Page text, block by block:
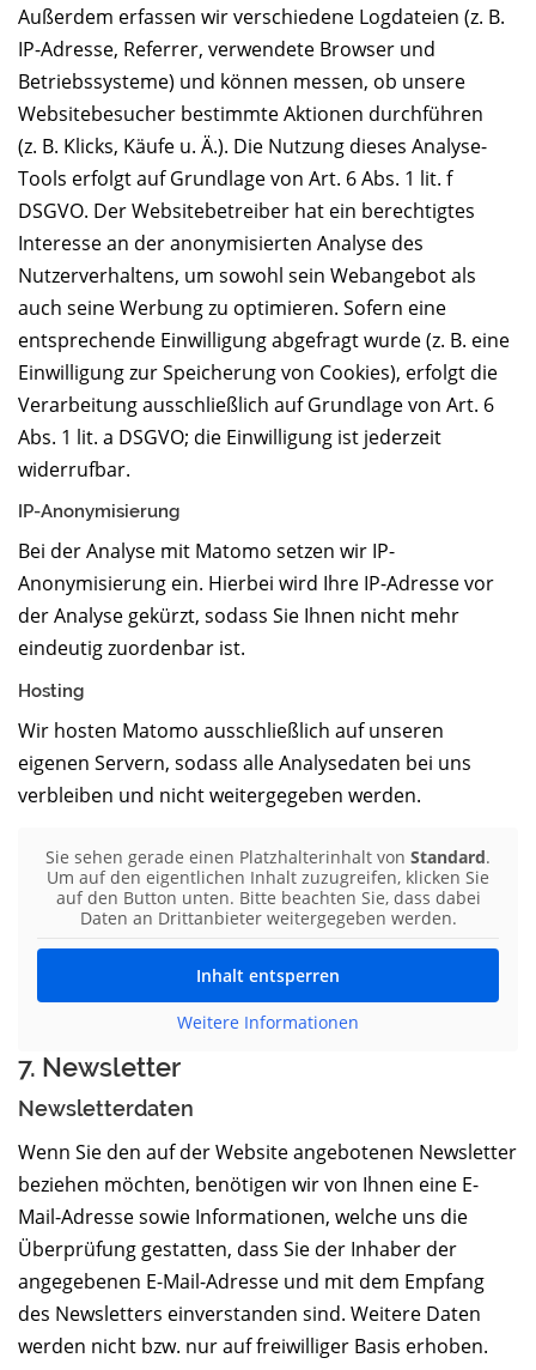
Außerdem erfassen wir verschiedene Logdateien (z. B.
IP-Adresse, Referrer, verwendete Browser und
Betriebssysteme) und können messen, ob unsere
Websitebesucher bestimmte Aktionen durchführen
(z. B. Klicks, Käufe u. Ä.). Die Nutzung dieses Analyse-
Tools erfolgt auf Grundlage von Art. 6 Abs. 1 lit. f
DSGVO. Der Websitebetreiber hat ein berechtigtes
Interesse an der anonymisierten Analyse des
Nutzerverhaltens, um sowohl sein Webangebot als
auch seine Werbung zu optimieren. Sofern eine
entsprechende Einwilligung abgefragt wurde (z. B. eine
Einwilligung zur Speicherung von Cookies), erfolgt die
Verarbeitung ausschließlich auf Grundlage von Art. 6
Abs. 1 lit. a DSGVO; die Einwilligung ist jederzeit
widerrufbar.
IP-Anonymisierung
Bei der Analyse mit Matomo setzen wir IP-
Anonymisierung ein. Hierbei wird Ihre IP-Adresse vor
der Analyse gekürzt, sodass Sie Ihnen nicht mehr
eindeutig zuordenbar ist.
Hosting
Wir hosten Matomo ausschließlich auf unseren
eigenen Servern, sodass alle Analysedaten bei uns
verbleiben und nicht weitergegeben werden.
Sie sehen gerade einen Platzhalterinhalt von Standard.
Um auf den eigentlichen Inhalt zuzugreifen, klicken Sie
auf den Button unten. Bitte beachten Sie, dass dabei
Daten an Drittanbieter weitergegeben werden.
Inhalt entsperren
Weitere Informationen
7. Newsletter
Newsletter­daten
Wenn Sie den auf der Website angebotenen Newsletter
beziehen möchten, benötigen wir von Ihnen eine E-
Mail-Adresse sowie Informationen, welche uns die
Überprüfung gestatten, dass Sie der Inhaber der
angegebenen E-Mail-Adresse und mit dem Empfang
des Newsletters einverstanden sind. Weitere Daten
werden nicht bzw. nur auf freiwilliger Basis erhoben.